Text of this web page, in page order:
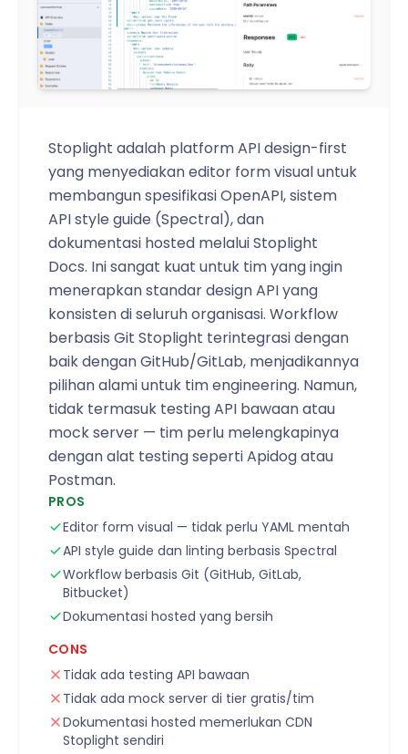
Stoplight adalah platform API design-first
yang menyediakan editor form visual untuk
membangun spesifikasi OpenAPI, sistem
API style guide (Spectral), dan
dokumentasi hosted melalui Stoplight
Docs. Ini sangat kuat untuk tim yang ingin
menerapkan standar design API yang
konsisten di seluruh organisasi. Workflow
berbasis Git Stoplight terintegrasi dengan
baik dengan GitHub/GitLab, menjadikannya
pilihan alami untuk tim engineering. Namun,
tidak termasuk testing API bawaan atau
mock server — tim perlu melengkapinya
dengan alat testing seperti Apidog atau
Postman.
PROS
Editor form visual — tidak perlu YAML mentah
API style guide dan linting berbasis Spectral
Workflow berbasis Git (GitHub, GitLab,
Bitbucket)
Dokumentasi hosted yang bersih
CONS
Tidak ada testing API bawaan
Tidak ada mock server di tier gratis/tim
Dokumentasi hosted memerlukan CDN
Stoplight sendiri